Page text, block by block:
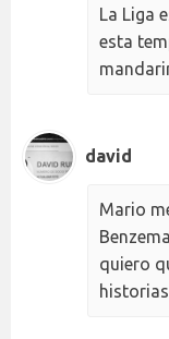
La Liga
esta
david
Mario
quiero